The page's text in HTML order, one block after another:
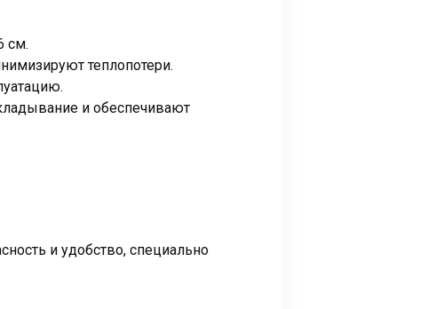
см.
теплопотери.
и обеспечивают
и удобство, специально